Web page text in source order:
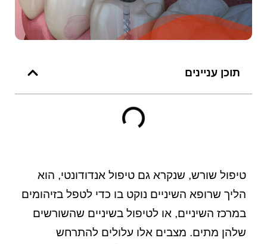
תוכן עניינים
טיפול שורש, שנקרא גם טיפול אנדודונטי, הוא
הליך שרופא השיניים נוקט בו כדי לטפל בזיהומים
במרכז השיניים, או לטיפול בשיניים שהשורשים
שלהן מתים. מצבים אלו עלולים להתרחש